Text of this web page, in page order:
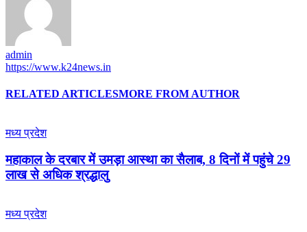
admin
https://www.k24news.in
RELATED ARTICLESMORE FROM AUTHOR
मध्य प्रदेश
महाकाल के दरबार में उमड़ा आस्था का सैलाब, 8 दिनों में पहुंचे 29
लाख से अधिक श्रद्धालु
मध्य प्रदेश